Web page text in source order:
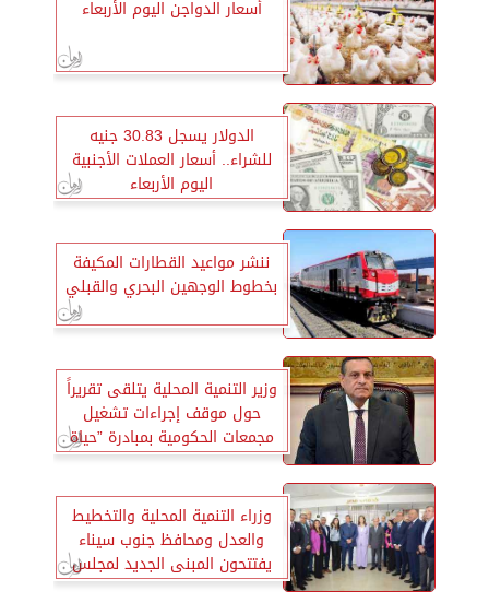
أسعار الدواجن اليوم الأربعاء
الدولار يسجل 30.83 جنيه
للشراء.. أسعار العملات الأجنبية
اليوم الأربعاء
ننشر مواعيد القطارات المكيفة
بخطوط الوجهين البحري والقبلي
وزير التنمية المحلية يتلقى تقريراً
حول موقف إجراءات تشغيل
مجمعات الحكومية بمبادرة ”حياة
كريمة”
وزراء التنمية المحلية والتخطيط
والعدل ومحافظ جنوب سيناء
يفتتحون المبنى الجديد لمجلس
مدينة شرم الشيخ